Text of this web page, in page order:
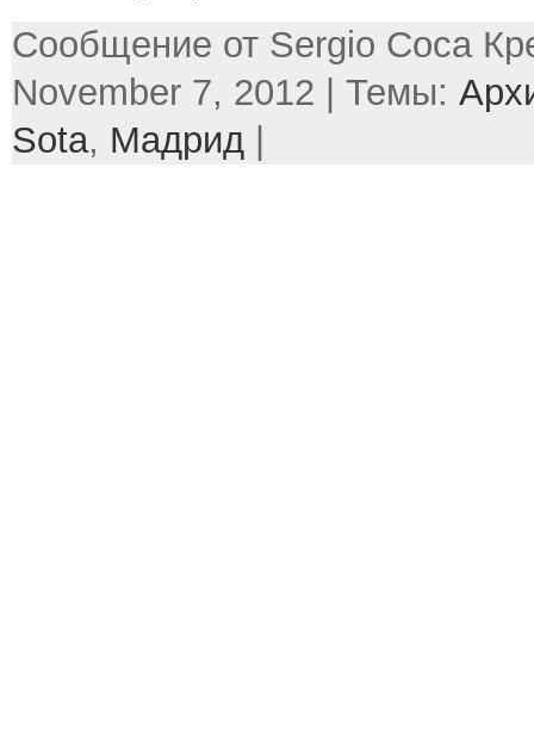
Сообщение от Sergio Соса
November 7, 2012 | Темы:
Sota, Мадрид |